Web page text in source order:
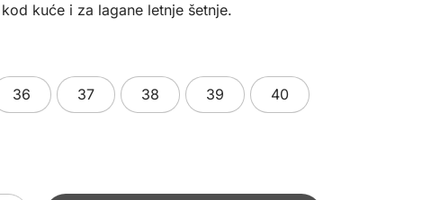
kuće i za lagane letnje šetnje.
36 37 38 39 40